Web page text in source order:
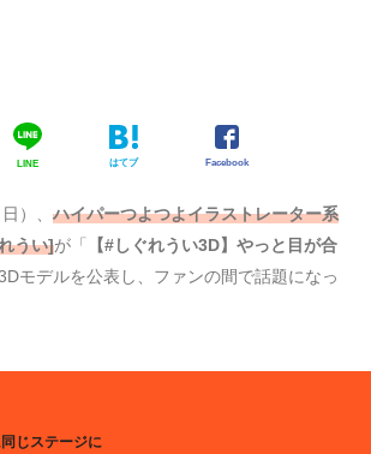
LINE はてブ Facebook
）、 ハイパーつよつよイラストレーター系
うい]が「
【#しぐれうい3D】やっと目が合
モデルを公表し、ファンの間で話題になっ
じステージに